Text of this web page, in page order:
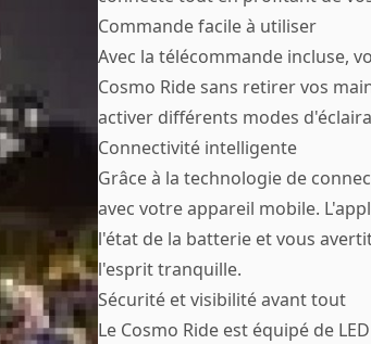
Commande facile à utiliser
Avec la télécommande incluse,
Cosmo Ride sans retirer vos
activer différents modes
Connectivité intelligente
Grâce à la technologie de
avec votre appareil mobile.
l'état de la batterie et vous
l'esprit tranquille.
Sécurité et visibilité avant tout
Le Cosmo Ride est équipé de